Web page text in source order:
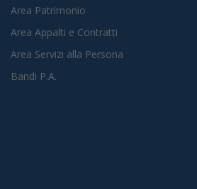
Area Patrimonio
Area Appalti e Contratti
Area Servizi alla Persona
Bandi P.A.